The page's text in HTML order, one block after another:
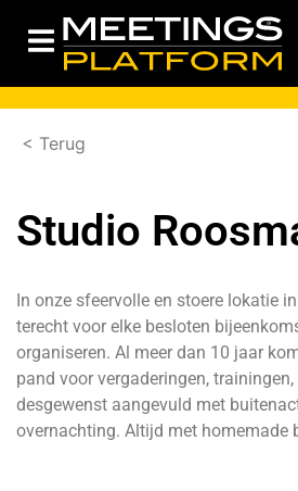
< Terug
Studio
In onze sfeervolle en stoere lokatie
terecht voor elke besloten
organiseren. Al meer dan 10 jaar
pand voor vergaderingen,
desgewenst aangevuld met
overnachting. Altijd met homemade